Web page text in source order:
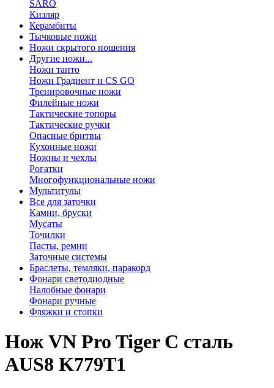
SARO
Кизляр
Керамбиты
Тычковые ножи
Ножи скрытого ношения
Другие ножи...
Ножи танто
Ножи Градиент и CS GO
Тренировочные ножи
Филейные ножи
Тактические топоры
Тактические ручки
Опасные бритвы
Кухонные ножи
Ножны и чехлы
Рогатки
Многофункциональные ножи
Мультитулы
Все для заточки
Камни, бруски
Мусаты
Точилки
Пасты, ремни
Заточные системы
Браслеты, темляки, паракорд
Фонари светодиодные
Налобные фонари
Фонари ручные
Фляжки и стопки
Нож VN Pro Tiger C сталь
AUS8 K779T1